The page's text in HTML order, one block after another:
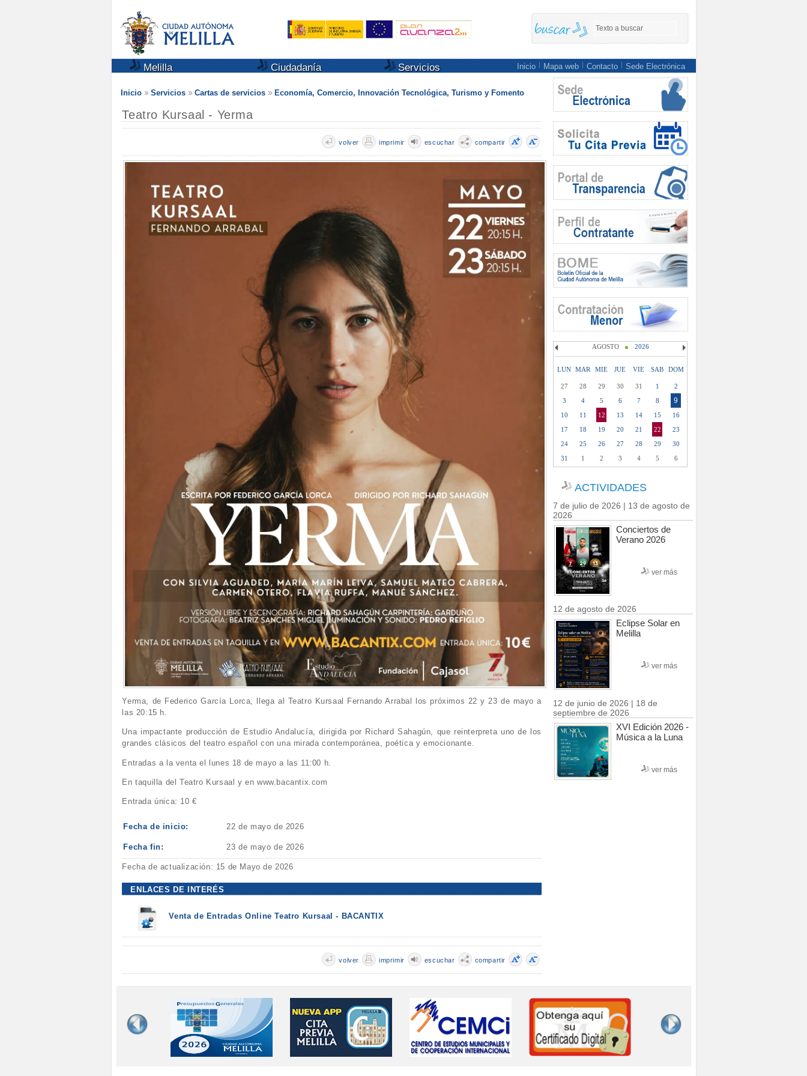
Melilla Ciudadanía Servicios Inicio Mapa web Contacto Sede Electrónica
Inicio Servicios Cartas de servicios Economía, Comercio, Innovación Tecnológica, Turismo y Fomento
Teatro Kursaal - Yerma
compartir
escuchar
imprimir
volver
Yerma, de Federico García Lorca, llega al Teatro Kursaal Fernando Arrabal los próximos 22 y 23 de mayo a
las 20:15 h.
Una impactante producción de Estudio Andalucía, dirigida por Richard Sahagún, que reinterpreta uno de los
grandes clásicos del teatro español con una mirada contemporánea, poética y emocionante.
Entradas a la venta el lunes 18 de mayo a las 11:00 h.
En taquilla del Teatro Kursaal y en www.bacantix.com
Entrada única: 10 €
Fecha de inicio: 22 de mayo de 2026
Fecha fin: 23 de mayo de 2026
Fecha de actualización: 15 de Mayo de 2026
ENLACES DE INTERÉS
Venta de Entradas Online Teatro Kursaal - BACANTIX
compartir
escuchar
imprimir
volver
AGOSTO 2026
LUN MAR MIE JUE VIE SAB DOM
27 28 29 30 31 1
2
3
4 5 6 7 8 9
10 11 12 13 14 15
16
17
18 19 20 21 22
23
24
25 26 27 28 29
30
31
1 2 3 4 5 6
ACTIVIDADES
7 de julio de 2026 | 13 de agosto de
2026
Conciertos de
Verano 2026
ver más
12 de agosto de 2026
Eclipse Solar en
Melilla
ver más
12 de junio de 2026 | 18 de
septiembre de 2026
XVI Edición 2026 -
Música a la Luna
ver más